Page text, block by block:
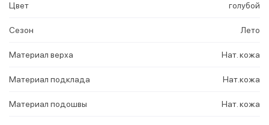
Цвет голубой
Сезон Лето
Материал верха Нат. кожа
Материал подклада Нат.кожа
Материал подошвы Нат. кожа